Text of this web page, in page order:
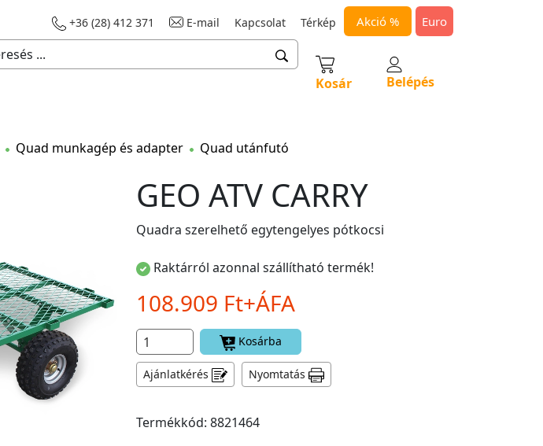
+36 (28) 412 371 E-mail Kapcsolat Térkép Akció % Euro
Kosár Belépés
Quad munkagép és adapter Quad utánfutó
GEO ATV CARRY
Quadra szerelhető egytengelyes pótkocsi
Raktárról azonnal szállítható termék!
108.909 Ft+ÁFA
Kosárba
Ajánlatkérés Nyomtatás
Termékkód: 8821464